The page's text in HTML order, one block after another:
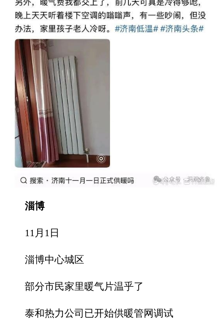
淄博
11月1日
淄博中心城区
部分市民家里暖气片温乎了
泰和热力公司已开始供暖管网调试